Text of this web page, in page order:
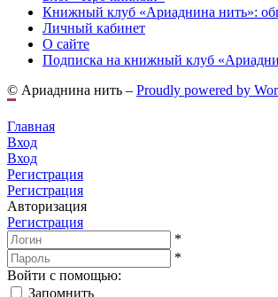
Книжный клуб «Ариаднина нить»:
Личный кабинет
О сайте
Подписка на книжный клуб
© Ариаднина нить – Proudly powered by
Главная
Вход
Вход
Регистрация
Регистрация
Авторизация
Регистрация
*
*
Войти с помощью:
Запомнить